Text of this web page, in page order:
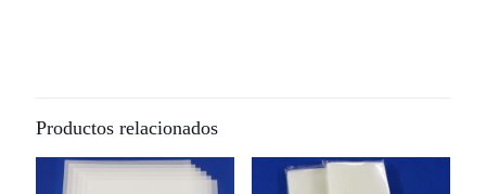
Productos relacionados